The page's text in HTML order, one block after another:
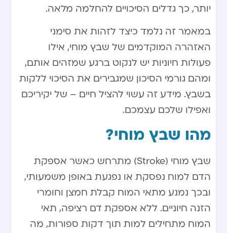
יותר, כך גדלים הסיכויים להחלמה מלאה.
במאמר זה נלמד כיצד לזהות את סימני
האזהרה המוקדמים של שבץ מוחי, אילו
פעולות חיוניות יש לנקוט ברגע שמזהים אותם,
ומהם גורמי הסיכון שמגבירים את הסיכוי ללקות
בשבץ. מידע זה עשוי להציל חיים – של יקיריכם
ואפילו שלכם עצמכם.
מהו שבץ מוחי?
שבץ מוחי (Stroke) מתרחש כאשר אספקת
הדם למוח נפסקת או נפגעת באופן משמעותי,
ובכך נמנע מתאי המוח קבלת חמצן וחומרי
הזנה חיוניים. ללא אספקת דם רציפה, תאי
המוח מתחילים למות תוך דקות ספורות, מה